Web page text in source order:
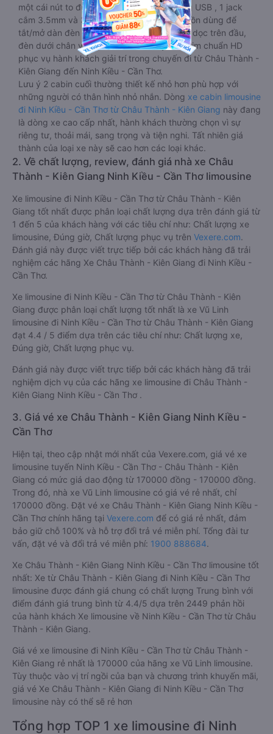
một cái nút to đùng để gọi tiếp viên, 2 cổng USB , 1 jack
cắm 3.5mm và 3 cái nút có biểu tượng nguồn dùng để
tắt/mở dàn đèn chính của buồng nằm chạy dọc trên đầu,
đèn dưới chân và màn hình tv có đầy đủ phim chuẩn HD
phục vụ hành khách giải trí trong chuyến đi từ Châu Thành -
Kiên Giang đến Ninh Kiều - Cần Thơ.
Lưu ý 2 cabin cuối thường thiết kế nhỏ hơn phù hợp với
những người có thân hình nhỏ nhắn. Dòng xe cabin limousine
đi Ninh Kiều - Cần Thơ từ Châu Thành - Kiên Giang này đang
là dòng xe cao cấp nhất, hành khách thường chọn vì sự
riêng tư, thoải mái, sang trọng và tiện nghi. Tất nhiên giá
thành của loại xe này sẽ cao hơn các loại khác.
2. Về chất lượng, review, đánh giá nhà xe Châu
Thành - Kiên Giang Ninh Kiều - Cần Thơ limousine
Xe limousine đi Ninh Kiều - Cần Thơ từ Châu Thành - Kiên
Giang tốt nhất được phân loại chất lượng dựa trên đánh giá từ
1 đến 5 của khách hàng với các tiêu chí như: Chất lượng xe
limousine, Đúng giờ, Chất lượng phục vụ trên Vexere.com.
Đánh giá này được viết trực tiếp bởi các khách hàng đã trải
nghiệm các hãng Xe Châu Thành - Kiên Giang đi Ninh Kiều -
Cần Thơ.
Xe limousine đi Ninh Kiều - Cần Thơ từ Châu Thành - Kiên
Giang được phân loại chất lượng tốt nhất là xe Vũ Linh
limousine đi Ninh Kiều - Cần Thơ từ Châu Thành - Kiên Giang
đạt 4.4 / 5 điểm dựa trên các tiêu chí như: Chất lượng xe,
Đúng giờ, Chất lượng phục vụ.
Đánh giá này được viết trực tiếp bởi các khách hàng đã trải
nghiệm dịch vụ của các hãng xe limousine đi Châu Thành -
Kiên Giang Ninh Kiều - Cần Thơ .
3. Giá vé xe Châu Thành - Kiên Giang Ninh Kiều -
Cần Thơ
Hiện tại, theo cập nhật mới nhất của Vexere.com, giá vé xe
limousine tuyến Ninh Kiều - Cần Thơ - Châu Thành - Kiên
Giang có mức giá dao động từ 170000 đồng - 170000 đồng.
Trong đó, nhà xe Vũ Linh limousine có giá vé rẻ nhất, chỉ
170000 đồng. Đặt vé xe Châu Thành - Kiên Giang Ninh Kiều -
Cần Thơ chính hãng tại Vexere.com để có giá rẻ nhất, đảm
bảo giữ chỗ 100% và hỗ trợ đổi trả vé miễn phí. Tổng đài tư
vấn, đặt vé và đổi trả vé miễn phí: 1900 888684.
Xe Châu Thành - Kiên Giang Ninh Kiều - Cần Thơ limousine tốt
nhất: Xe từ Châu Thành - Kiên Giang đi Ninh Kiều - Cần Thơ
limousine được đánh giá chung có chất lượng Trung bình với
điểm đánh giá trung bình từ 4.4/5 dựa trên 2449 phản hồi
của hành khách Xe limousine về Ninh Kiều - Cần Thơ từ Châu
Thành - Kiên Giang.
Giá vé xe limousine đi Ninh Kiều - Cần Thơ từ Châu Thành -
Kiên Giang rẻ nhất là 170000 của hãng xe Vũ Linh limousine.
Tùy thuộc vào vị trí ngồi của bạn và chương trình khuyến mãi,
giá vé Xe Châu Thành - Kiên Giang đi Ninh Kiều - Cần Thơ
limousine này có thể sẽ rẻ hơn
Tổng hợp TOP 1 xe limousine đi Ninh